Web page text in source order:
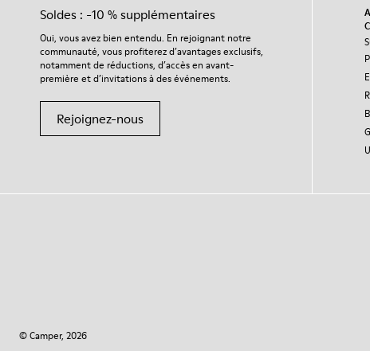
Soldes : -10 % supplémentaires
Oui, vous avez bien entendu. En rejoignant notre
communauté, vous profiterez d’avantages exclusifs,
notamment de réductions, d’accès en avant-
première et d’invitations à des événements.
Rejoignez-nous
© Camper, 2026